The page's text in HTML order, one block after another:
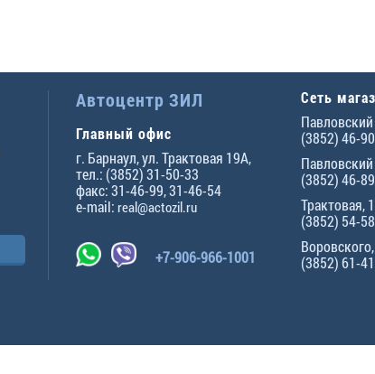
Автоцентр ЗИЛ
Главный офис
г. Барнаул,ул. Трактовая 19А,
тел.: (3852) 31-50-33
факс:31-46-99,31-46-54
e-mail: real@actozil.ru
+7-906-966-1001
Сеть
(3852) 46-
(3852) 46-
Трактовая,
(3852) 54-
(3852) 61-